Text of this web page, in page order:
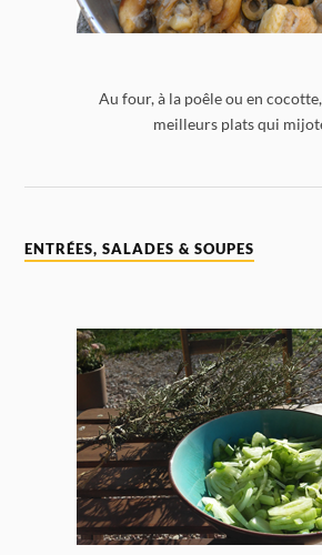
Au four, à la poêle ou en
meilleurs plats qui
ENTRÉES, SALADES & SOUPES